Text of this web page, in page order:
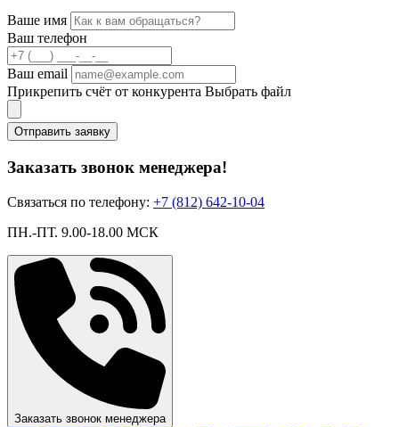
Ваше имя
Ваш телефон
Ваш email
Прикрепить счёт от конкурента Выбрать файл
Отправить заявку
Заказать звонок менеджера!
Связаться по телефону: +7 (812) 642-10-04
ПН.-ПТ. 9.00-18.00 МСК
Заказать звонок менеджера